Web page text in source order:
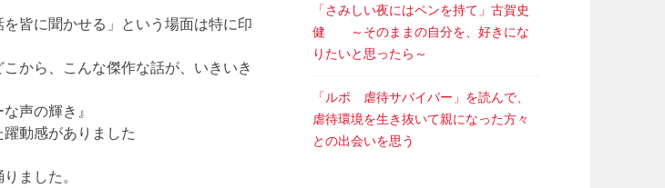
皆に聞かせる」という場面は特に印
から、こんな傑作な話が、いきいき
声の輝き』
動感がありました
ました。
「さみしい夜にはペンを持て」古賀史
健 ～そのままの自分を、好きにな
りたいと思ったら～
「ルポ 虐待サバイバー」を読んで、
虐待環境を生き抜いて親になった方々
との出会いを思う